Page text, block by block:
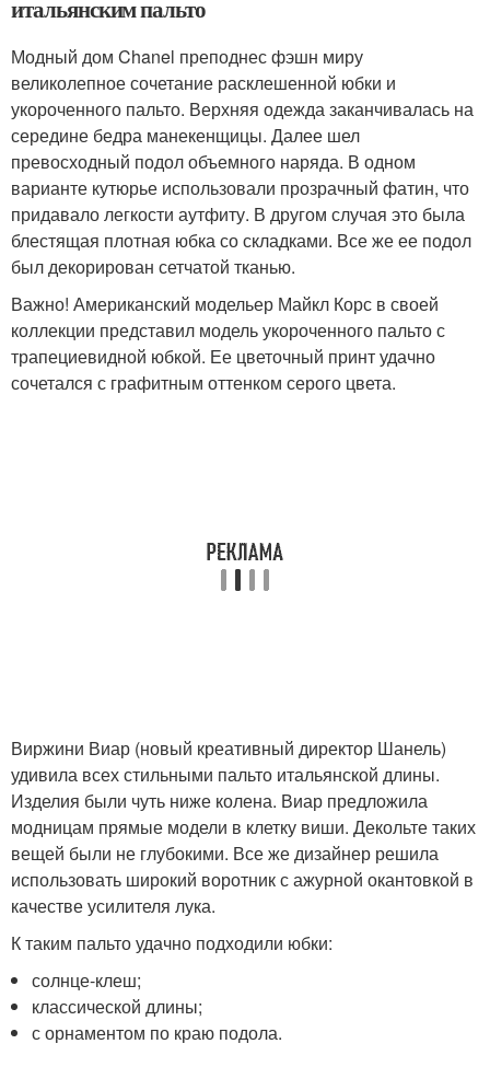
итальянским пальто
Модный дом Chanel преподнес фэшн миру
великолепное сочетание расклешенной юбки и
укороченного пальто. Верхняя одежда заканчивалась на
середине бедра манекенщицы. Далее шел
превосходный подол объемного наряда. В одном
варианте кутюрье использовали прозрачный фатин, что
придавало легкости аутфиту. В другом случая это была
блестящая плотная юбка со складками. Все же ее подол
был декорирован сетчатой тканью.
Важно! Американский модельер Майкл Корс в своей
коллекции представил модель укороченного пальто с
трапециевидной юбкой. Ее цветочный принт удачно
сочетался с графитным оттенком серого цвета.
Виржини Виар (новый креативный директор Шанель)
удивила всех стильными пальто итальянской длины.
Изделия были чуть ниже колена. Виар предложила
модницам прямые модели в клетку виши. Декольте таких
вещей были не глубокими. Все же дизайнер решила
использовать широкий воротник с ажурной окантовкой в
качестве усилителя лука.
К таким пальто удачно подходили юбки:
солнце-клеш;
классической длины;
с орнаментом по краю подола.